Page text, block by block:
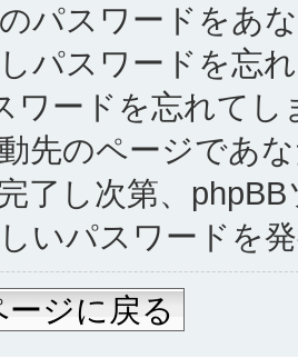
パスワードをあ
パスワードを忘
ワードを忘れて
先のページであ
了し次第、
いパスワードを
ジに戻る